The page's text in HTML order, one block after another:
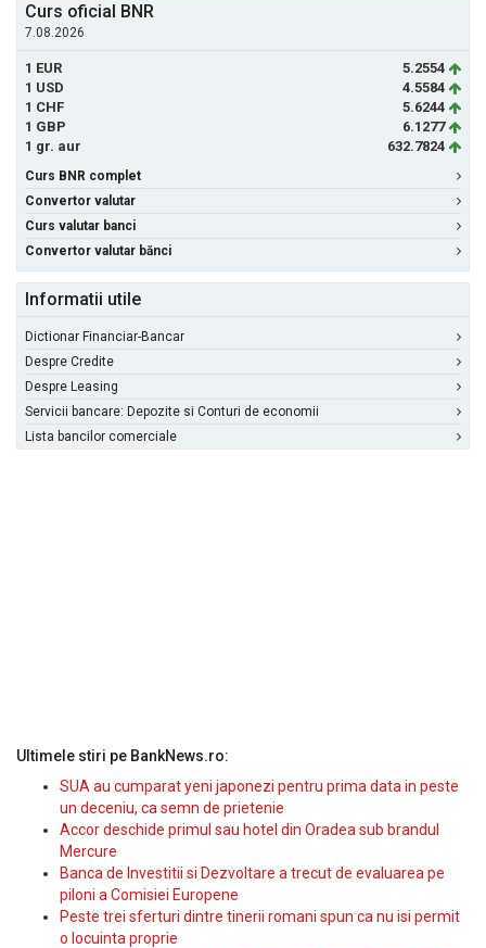
Curs oficial BNR
7.08.2026
1 EUR
5.2554
1 USD
4.5584
1 CHF
5.6244
1 GBP
6.1277
1 gr. aur
632.7824
Curs BNR complet
Convertor valutar
Curs valutar banci
Convertor valutar bănci
Informatii utile
Dictionar Financiar-Bancar
Despre Credite
Despre Leasing
Servicii bancare: Depozite si Conturi de economii
Lista bancilor comerciale
Ultimele stiri pe BankNews.ro:
SUA au cumparat yeni japonezi pentru prima data in peste
un deceniu, ca semn de prietenie
Accor deschide primul sau hotel din Oradea sub brandul
Mercure
Banca de Investitii si Dezvoltare a trecut de evaluarea pe
piloni a Comisiei Europene
Peste trei sferturi dintre tinerii romani spun ca nu isi permit
o locuinta proprie